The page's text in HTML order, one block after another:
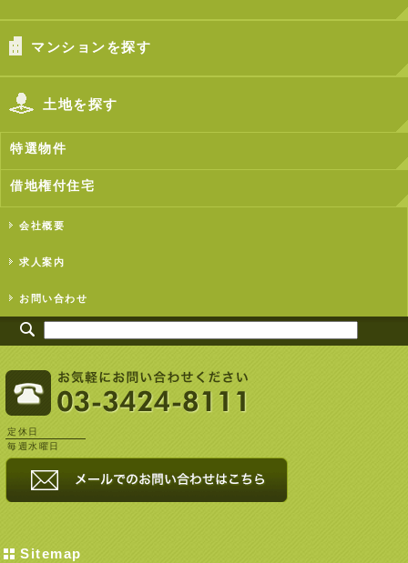
マンションを探す
土地を探す
特選物件
借地権付住宅
会社概要
求人案内
お問い合わせ
定休日
毎週水曜日
Sitemap